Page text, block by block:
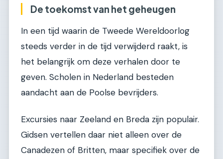
De toekomst van het geheugen
In een tijd waarin de Tweede Wereldoorlog
steeds verder in de tijd verwijderd raakt, is
het belangrijk om deze verhalen door te
geven. Scholen in Nederland besteden
aandacht aan de Poolse bevrijders.
Excursies naar Zeeland en Breda zijn populair.
Gidsen vertellen daar niet alleen over de
Canadezen of Britten, maar specifiek over de